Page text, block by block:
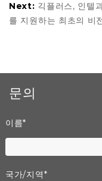
Next: 긱플러스, 인텔
를 지원하는 최초의 비
문의
이름*
국가/지역*